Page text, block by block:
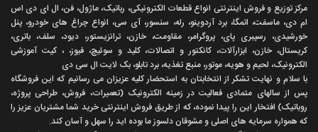
مرکز توزیع و فروش اینترنتی انواع قطعات الکترونیکی، رباتیک، ماژول، فن، ال ای دی اس
ام دی، ماسفت، اتمگا، برد آردوینو، رله، سنسور، آی سی، انواع چراغ های خودرو، پنل
خورشیدی، رسپبری پای، پروگرامر، مقاومت، خازن، ترانزیستور، دیود، سلف، باتری،
کریستال، خازن، ابزارآلات، کانکتور و اتصالات، کلید و سوئیچ، فیوز، ، کیت آموزشی
الکترونیک، لحیم و هویه، موتور، منبع تغذیه، برد تابلو، بک لایت ال سی دی
با سلام و نهايت تشکر از انتخابتان به استحضار کليه عزيزان می رسانيم که اين فروشگاه
پس از سالهای متمادی فعاليت در زمينه الکترونيک (تعميرات، فروش، طراحی پروژه،
روباتيک) افتخار اين را پيدا نموده، که از طريق فروش اينترنتی خريد شما مشتريان عزيز را
که همواره سرمايه های اصلی و مشوقان دلسوز ما بوده ايد را سهل و آسان کند.